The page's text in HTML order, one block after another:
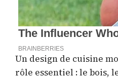
Un design de cuisine
rôle essentiel : le bois,